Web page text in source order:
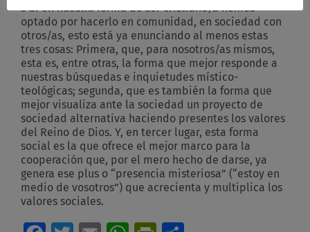
3 Si en nuestra forma de ser cristiano/a hemos
optado por hacerlo en comunidad, en sociedad con
otros/as, esto está ya enunciando al menos estas
tres cosas: Primera, que, para nosotros/as mismos,
esta es, entre otras, la forma que mejor responde a
nuestras búsquedas e inquietudes místico-
teológicas; segunda, que es también la forma que
mejor visualiza ante la sociedad un proyecto de
sociedad alternativa haciendo presentes los valores
del Reino de Dios. Y, en tercer lugar, esta forma
social es la que ofrece el mejor marco para la
cooperación que, por el mero hecho de darse, ya
genera ese plus o “presencia misteriosa” (“estoy en
medio de vosotros”) que acrecienta y multiplica los
valores sociales.